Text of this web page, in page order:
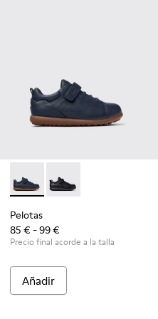
de piel y nobuk negras
003
Pelotas - K800316-004 -
Pelotas - K800316-
Pelotas
85 € - 99 €
Precio final acorde a la talla
Añadir